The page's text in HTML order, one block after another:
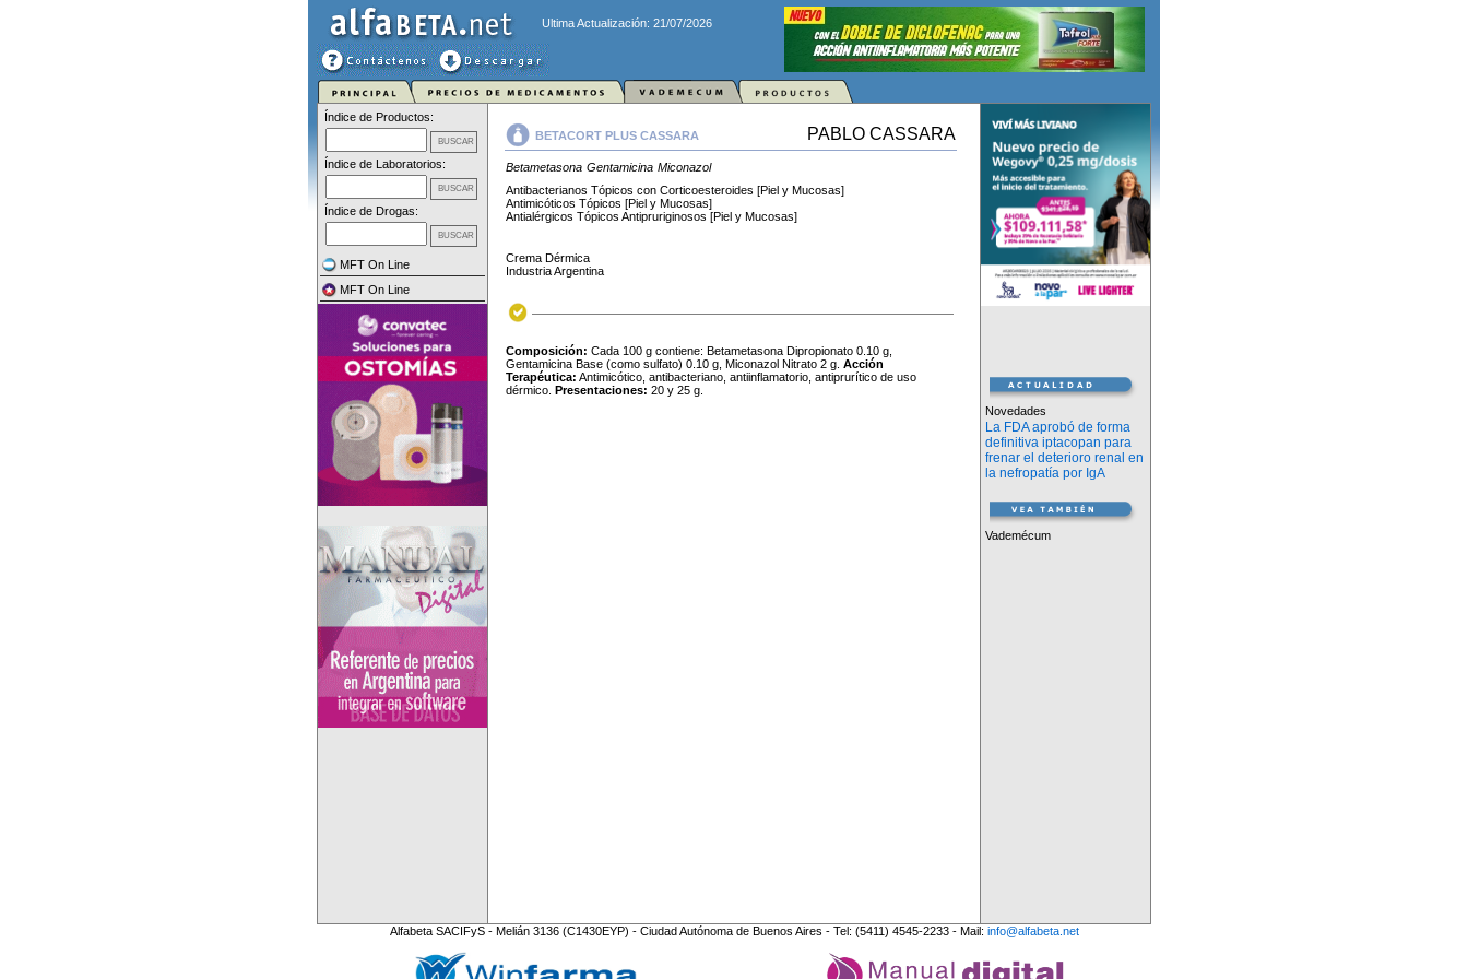
Ultima Actualización: 21/07/2026
Índice de Productos:
Índice de Laboratorios:
Índice de Drogas:
MFT On Line
MFT On Line
BETACORT PLUS CASSARA PABLO CASSARA
Betametasona Gentamicina Miconazol
Antibacterianos Tópicos con Corticoesteroides [Piel y Mucosas]
Antimicóticos Tópicos [Piel y Mucosas]
Antialérgicos Tópicos Antipruriginosos [Piel y Mucosas]
Crema Dérmica
Industria Argentina
Composición: Cada 100 g contiene: Betametasona Dipropionato 0.10 g,
Gentamicina Base (como sulfato) 0.10 g, Miconazol Nitrato 2 g. Acción
Terapéutica: Antimicótico, antibacteriano, antiinflamatorio, antiprurítico de uso
dérmico. Presentaciones: 20 y 25 g.
Novedades
La FDA aprobó de forma
definitiva iptacopan para
frenar el deterioro renal en
la nefropatía por IgA
Vademécum
Alfabeta SACIFyS - Melián 3136 (C1430EYP) - Ciudad Autónoma de Buenos Aires - Tel: (5411) 4545-2233 - Mail: info@alfabeta.net